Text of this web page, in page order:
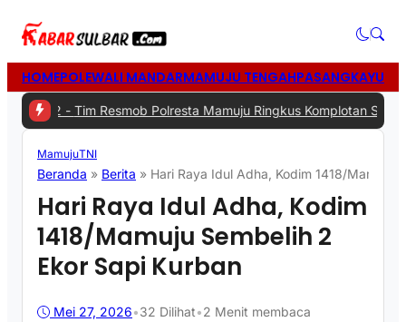
HOMEPOLEWALI MANDARMAMUJU TENGAHPASANGKAYU
Tim Resmob Polresta Mamuju Ringkus Komplotan Spesialis
MamujuTNI
Beranda » Berita » Hari Raya Idul Adha, Kodim 1418/Mamuju
Hari Raya Idul Adha, Kodim
1418/Mamuju Sembelih 2
Ekor Sapi Kurban
Mei 27, 2026•32 Dilihat•2 Menit membaca